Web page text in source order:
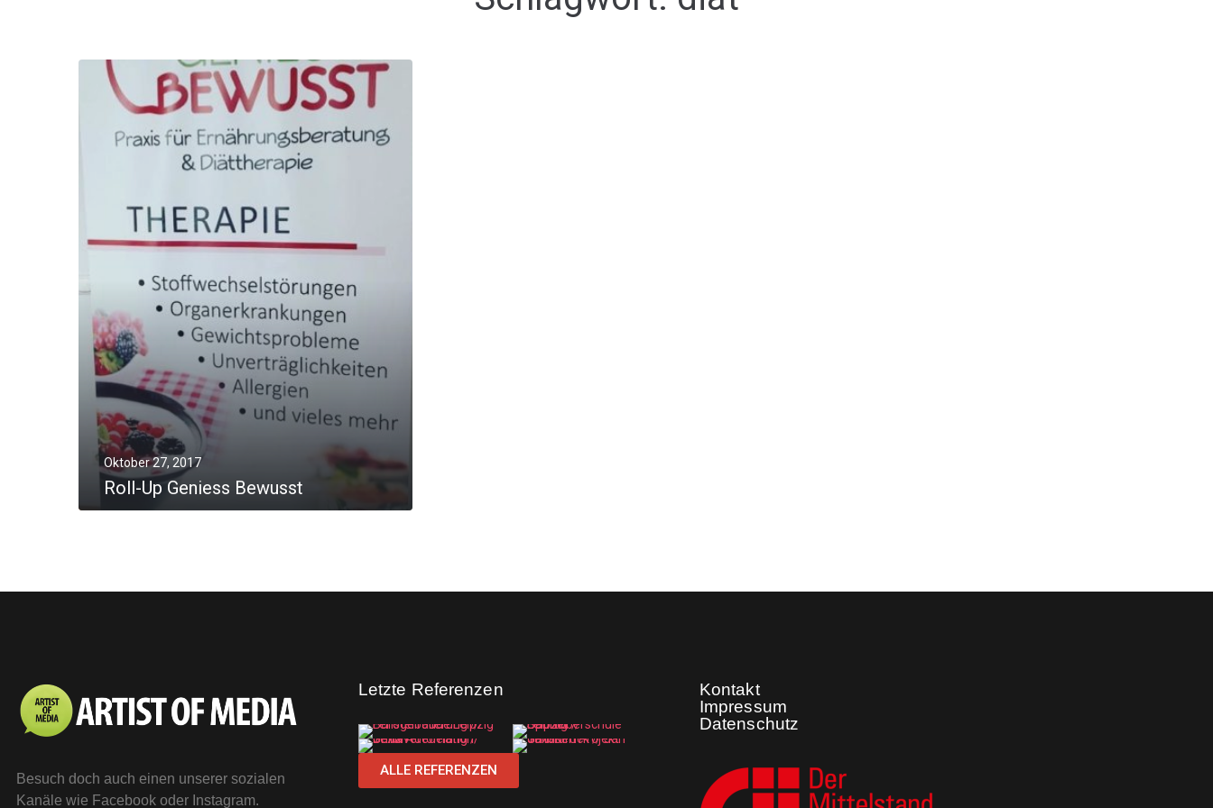
Oktober 27, 2017
Roll-Up Geniess Bewusst
Besuch doch auch einen unserer sozialen
Kanäle wie Facebook oder Instagram.
Letzte Referenzen
ALLE REFERENZEN
Kontakt
Impressum
Datenschutz